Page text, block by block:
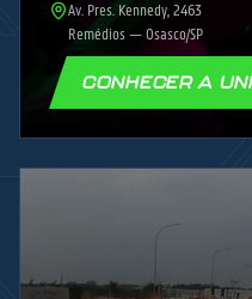
Av. Pres. Kennedy, 2463
Remédios — Osasco/SP
CONHECER A